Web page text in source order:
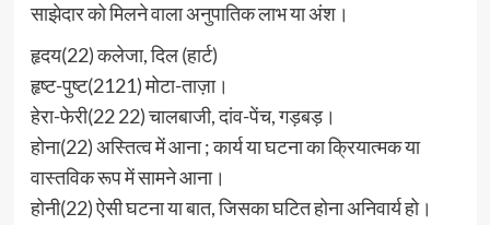
साझेदार को मिलने वाला अनुपातिक लाभ या अंश।
हृदय(22) कलेजा, दिल (हार्ट)
हृष्ट-पुष्ट(2121) मोटा-ताज़ा।
हेरा-फेरी(22 22) चालबाजी, दांव-पेंच, गड़बड़।
होना(22) अस्तित्व में आना ; कार्य या घटना का क्रियात्मक या
वास्तविक रूप में सामने आना।
होनी(22) ऐसी घटना या बात, जिसका घटित होना अनिवार्य हो।